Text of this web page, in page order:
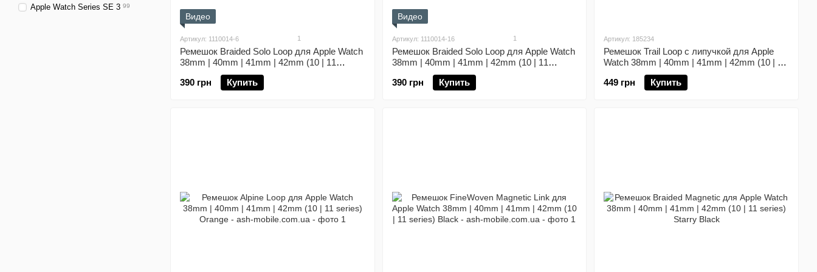
Видео
Артикул: 1110014-6 1
Ремешок Braided Solo Loop для Apple Watch
38mm | 40mm | 41mm | 42mm (10 | 11
series) Olive размер M
390 грн
Купить
Видео
Артикул: 1110014-16 1
Ремешок Braided Solo Loop для Apple Watch
38mm | 40mm | 41mm | 42mm (10 | 11
series) Red размер L
390 грн
Купить
Артикул: 185234
Ремешок Trail Loop с липучкой для Apple
Watch 38mm | 40mm | 41mm | 42mm (10 | 11
series) Black/Gray
449 грн
Купить
Apple Watch Series SE 3 99